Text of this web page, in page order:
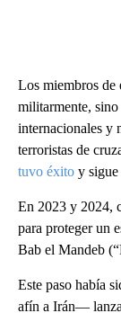
Los miembros de
militarmente,
internacionales y
terroristas de
tuvo éxito y
En 2023 y 2024,
para proteger un
Bab el Mandeb
Este paso había
afín a Irán—